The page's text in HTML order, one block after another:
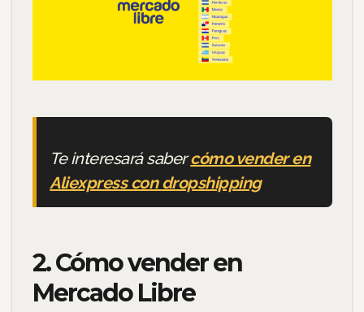
Te interesará sabercómo vender en
Aliexpress con dropshipping
2. Cómo vender en
Mercado Libre